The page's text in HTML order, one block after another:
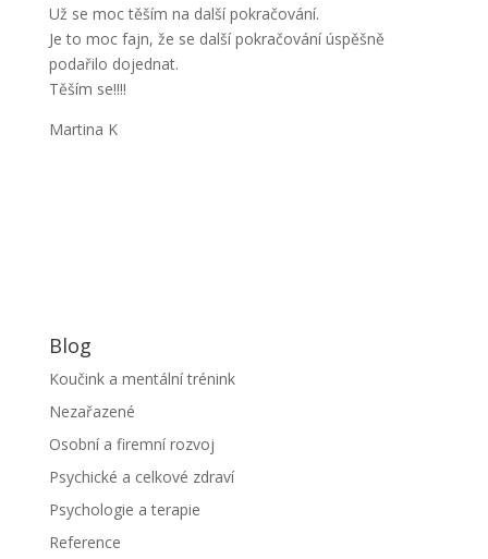
Už se moc těším na další pokračování.
Je to moc fajn, že se další pokračování úspěšně
podařilo dojednat.
Těším se!!!!
Martina K
Blog
Koučink a mentální trénink
Nezařazené
Osobní a firemní rozvoj
Psychické a celkové zdraví
Psychologie a terapie
Reference